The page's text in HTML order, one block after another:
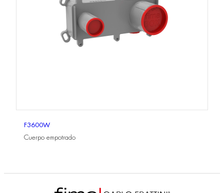
F3600W
Cuerpo empotrado